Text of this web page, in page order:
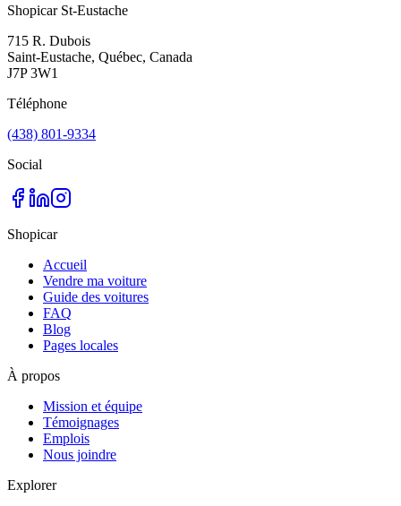
Shopicar St-Eustache
715 R. Dubois
Saint-Eustache, Québec, Canada
J7P 3W1
Téléphone
(438) 801-9334
Social
Shopicar
Accueil
Vendre ma voiture
Guide des voitures
FAQ
Blog
Pages locales
À propos
Mission et équipe
Témoignages
Emplois
Nous joindre
Explorer